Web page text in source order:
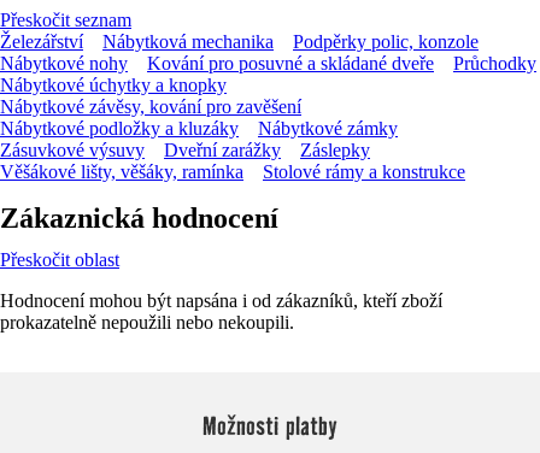
Přeskočit seznam
Železářství
Nábytková mechanika
Podpěrky polic, konzole
Nábytkové nohy
Kování pro posuvné a skládané dveře
Průchodky
Nábytkové úchytky a knopky
Nábytkové závěsy, kování pro zavěšení
Nábytkové podložky a kluzáky
Nábytkové zámky
Zásuvkové výsuvy
Dveřní zarážky
Záslepky
Věšákové lišty, věšáky, ramínka
Stolové rámy a konstrukce
Zákaznická hodnocení
Přeskočit oblast
Hodnocení mohou být napsána i od zákazníků, kteří zboží
prokazatelně nepoužili nebo nekoupili.
Možnosti platby